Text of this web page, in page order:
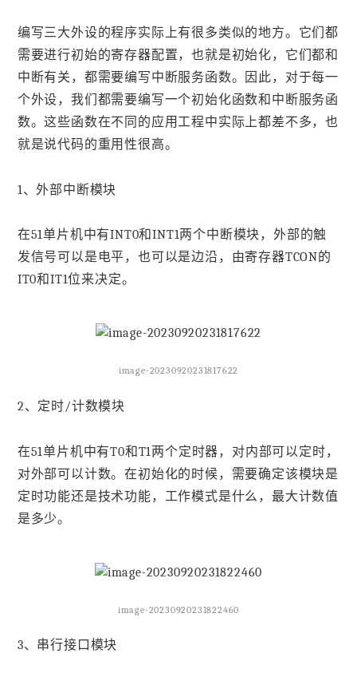
编写三大外设的程序实际上有很多类似的地方。它们都
需要进行初始的寄存器配置，也就是初始化，它们都和
中断有关，都需要编写中断服务函数。因此，对于每一
个外设，我们都需要编写一个初始化函数和中断服务函
数。这些函数在不同的应用工程中实际上都差不多，也
就是说代码的重用性很高。
1、外部中断模块
在51单片机中有INT0和INT1两个中断模块，外部的触
发信号可以是电平，也可以是边沿，由寄存器TCON的
IT0和IT1位来决定。
image-20230920231817622
2、定时/计数模块
在51单片机中有T0和T1两个定时器，对内部可以定时，
对外部可以计数。在初始化的时候，需要确定该模块是
定时功能还是技术功能，工作模式是什么，最大计数值
是多少。
image-20230920231822460
3、串行接口模块